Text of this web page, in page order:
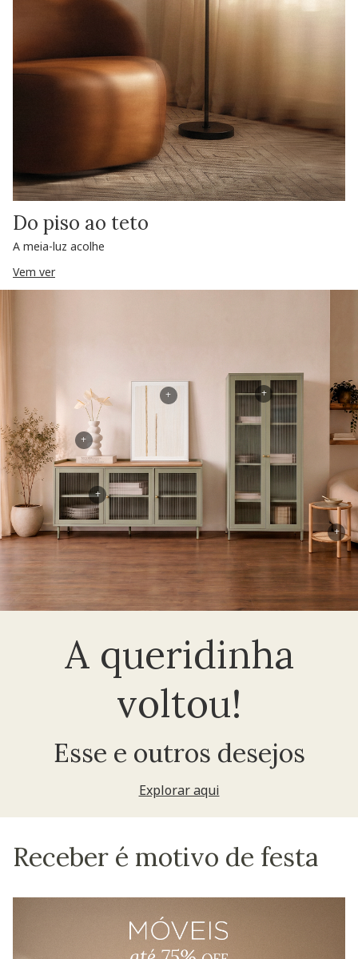
Do piso ao teto
A meia-luz acolhe
Vem ver
A queridinha
voltou!
Esse e outros desejos
Explorar aqui
+
+
+
+
+
Receber é motivo de festa